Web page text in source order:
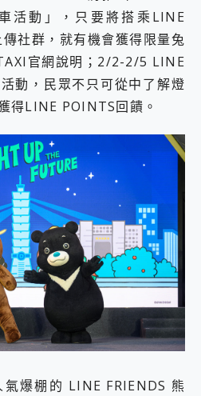
活動」，只要將搭乘LINE
社群，就有機會獲得限量兔
官網說明；2/2-2/5 LINE
動，民眾不只可從中了解燈
得LINE POINTS回饋。
爆棚的 LINE FRIENDS 熊